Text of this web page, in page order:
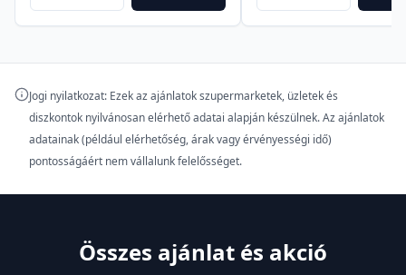
Jogi nyilatkozat: Ezek az ajánlatok szupermarketek, üzletek és
diszkontok nyilvánosan elérhető adatai alapján készülnek. Az ajánlatok
adatainak (például elérhetőség, árak vagy érvényességi idő)
pontosságáért nem vállalunk felelősséget.
Összes ajánlat és akció